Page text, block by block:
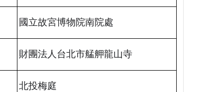
國立故宮博物院南院處
財團法人台北市艋舺龍山寺
北投梅庭